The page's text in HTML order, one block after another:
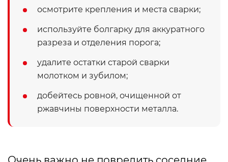
осмотрите крепления и места сварки;
используйте болгарку для аккуратного
разреза и отделения порога;
удалите остатки старой сварки
молотком и зубилом;
добейтесь ровной, очищенной от
ржавчины поверхности металла.